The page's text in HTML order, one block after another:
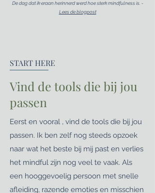
De dag dat ik eraan herinnerd werd hoe sterk mindfulness is. -
Lees de blogpost
START HERE
Vind de tools die bij jou
passen
Eerst en vooral , vind de tools die bij jou
passen. Ik ben zelf nog steeds opzoek
naar wat het beste bij mij past en verlies
het mindful zijn nog veel te vaak. Als
een hooggevoelig persoon met snelle
afleiding, razende emoties en misschien